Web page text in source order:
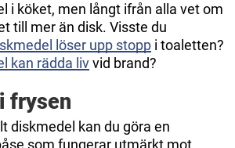
i köket, men långt ifrån alla vet om
till mer än disk. Visste du
löser upp stopp i toaletten?
kan rädda livvid brand?
frysen
diskmedel kan du göra en